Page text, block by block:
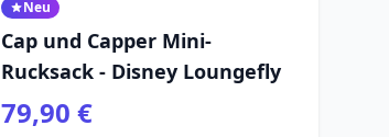
Neu
Cap und Capper Mini-
Rucksack - Disney Loungefly
79,90 €